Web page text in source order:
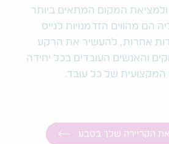
ולמציאת המקום המתאים ביותר
הם מהווים הזדמנויות לגייס
אחרות, להעשיר את הרקע
והאנשים העובדים בכל יחידה
של כל עובד.
הקריירה שלך בטבע